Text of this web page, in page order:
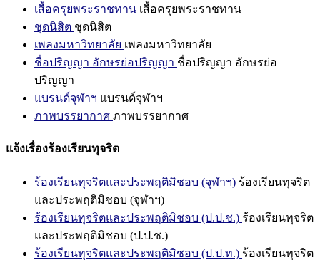
เสื้อครุยพระราชทาน เสื้อครุยพระราชทาน
ชุดนิสิต ชุดนิสิต
เพลงมหาวิทยาลัย เพลงมหาวิทยาลัย
ชื่อปริญญา อักษรย่อปริญญา ชื่อปริญญา อักษรย่อ
ปริญญา
แบรนด์จุฬาฯ แบรนด์จุฬาฯ
ภาพบรรยากาศ ภาพบรรยากาศ
แจ้งเรื่องร้องเรียนทุจริต
ร้องเรียนทุจริตและประพฤติมิชอบ (จุฬาฯ) ร้องเรียนทุจริต
และประพฤติมิชอบ (จุฬาฯ)
ร้องเรียนทุจริตและประพฤติมิชอบ (ป.ป.ช.) ร้องเรียนทุจริต
และประพฤติมิชอบ (ป.ป.ช.)
ร้องเรียนทุจริตและประพฤติมิชอบ (ป.ป.ท.) ร้องเรียนทุจริต